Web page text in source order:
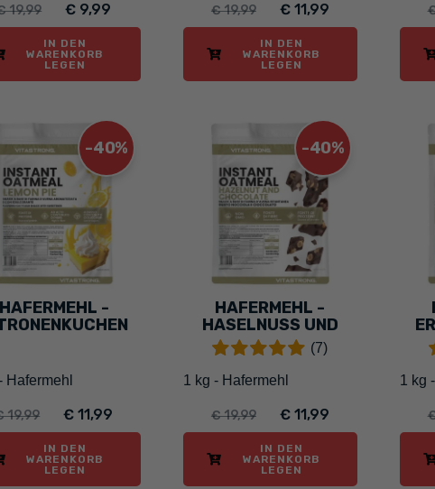
19,99 € 9,99
IN DEN
WARENKORB
LEGEN
€ 19,99 € 11,99
IN DEN
WARENKORB
LEGEN
-40%
HAFERMEHL -
Hafermehl
19,99 € 11,99
IN DEN
WARENKORB
LEGEN
-40%
HAFERMEHL -
HASELNUSS UND
SCHOKOLADE
(7)
1 kg - Hafermehl
€ 19,99 € 11,99
IN DEN
WARENKORB
LEGEN
1 kg